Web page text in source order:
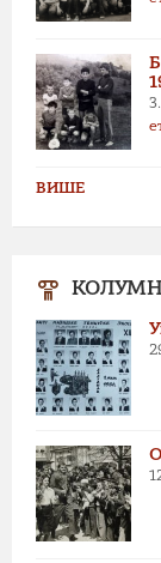
ВИШЕ